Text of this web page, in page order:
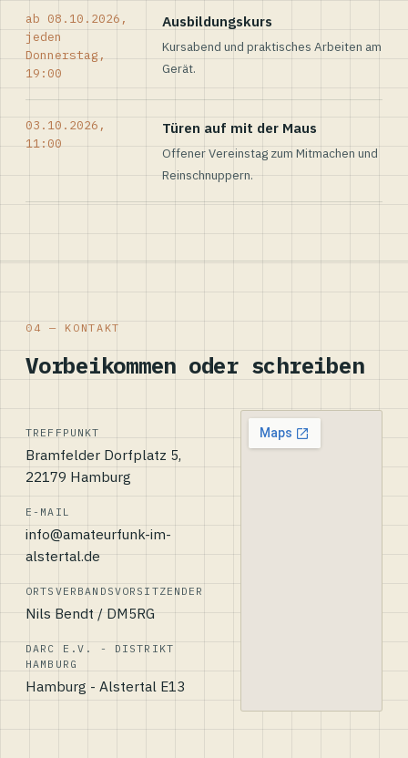
ab 08.10.2026,
jeden
Donnerstag,
19:00
Ausbildungskurs
Kursabend und praktisches Arbeiten am
Gerät.
03.10.2026,
11:00
Türen auf mit der Maus
Offener Vereinstag zum Mitmachen und
Reinschnuppern.
04 — KONTAKT
Vorbeikommen oder schreiben
TREFFPUNKT
Bramfelder Dorfplatz 5,
22179 Hamburg
E-MAIL
info@amateurfunk-im-
alstertal.de
ORTSVERBANDSVORSITZENDER
Nils Bendt / DM5RG
DARC E.V. - DISTRIKT
HAMBURG
Hamburg - Alstertal E13